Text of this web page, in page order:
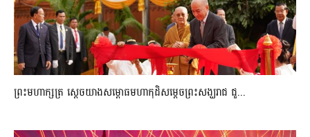
ព្រះមហាក្សត្រ ស្តេចយាងសម្ពោធមហាកុដិសម្តេចព្រះសង្ឃរាជ ជួ...